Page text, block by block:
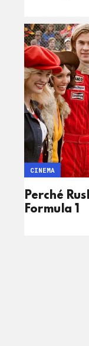
Perché
Formula 1
CINEMA